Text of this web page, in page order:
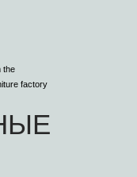
the
factory